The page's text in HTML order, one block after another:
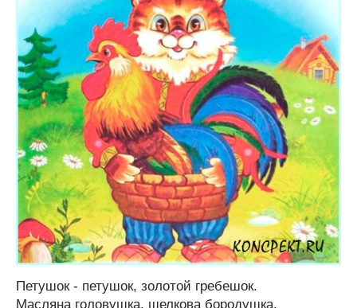
Петушок - петушок, золотой гребешок.
Масляна головушка, шелкова бородушка.